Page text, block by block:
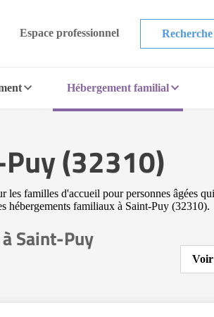
Espace professionnel
Hébergement familial
(32310)
familles d'accueil pour personnes âgées
hébergements familiaux à Saint-Puy (32310).
Saint-Puy